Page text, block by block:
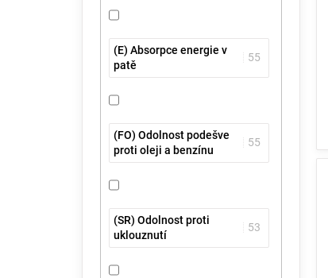
(E) Absorpce energie v
patě
55
(FO) Odolnost podešve
proti oleji a benzínu
55
(SR) Odolnost proti
uklouznutí
53